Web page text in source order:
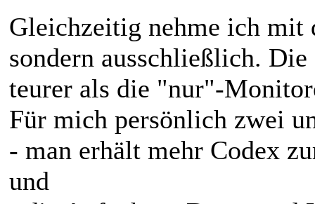
Gleichzeitig nehme ich mit
sondern ausschließlich.
teurer als die "nur"-
Für mich persönlich zwei
- man erhält mehr Codex
und